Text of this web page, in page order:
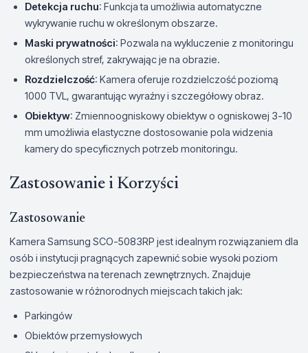
Detekcja ruchu: Funkcja ta umożliwia automatyczne
wykrywanie ruchu w określonym obszarze.
Maski prywatności: Pozwala na wykluczenie z monitoringu
określonych stref, zakrywając je na obrazie.
Rozdzielczość: Kamera oferuje rozdzielczość poziomą
1000 TVL, gwarantując wyraźny i szczegółowy obraz.
Obiektyw: Zmiennoogniskowy obiektyw o ogniskowej 3-10
mm umożliwia elastyczne dostosowanie pola widzenia
kamery do specyficznych potrzeb monitoringu.
Zastosowanie i Korzyści
Zastosowanie
Kamera Samsung SCO-5083RP jest idealnym rozwiązaniem dla
osób i instytucji pragnących zapewnić sobie wysoki poziom
bezpieczeństwa na terenach zewnętrznych. Znajduje
zastosowanie w różnorodnych miejscach takich jak:
Parkingów
Obiektów przemysłowych